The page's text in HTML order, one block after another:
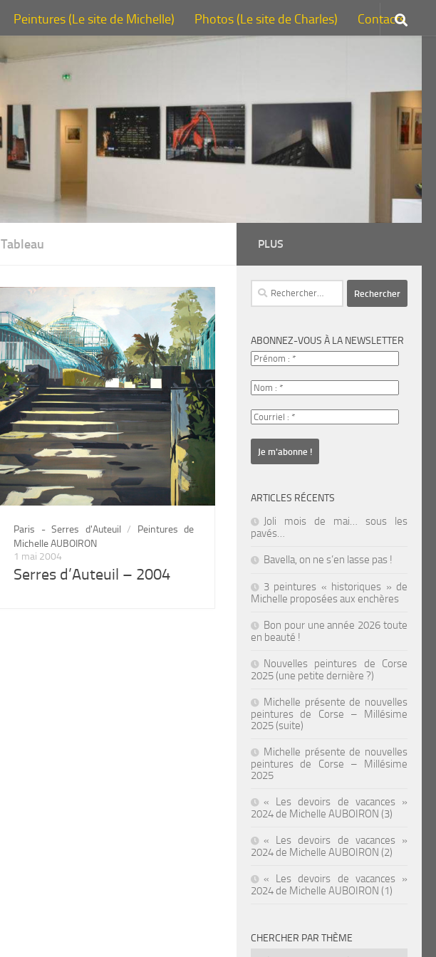
Peintures (Le site de Michelle) Photos (Le site de Charles) Contacts
Tableau
Paris - Serres d'Auteuil / Peintures de
Michelle AUBOIRON
1 mai 2004
Serres d’Auteuil – 2004
PLUS
Rechercher :
ABONNEZ-VOUS À LA NEWSLETTER
ARTICLES RÉCENTS
Joli mois de mai… sous les
pavés…
Bavella, on ne s’en lasse pas !
3 peintures « historiques » de
Michelle proposées aux enchères
Bon pour une année 2026 toute
en beauté !
Nouvelles peintures de Corse
2025 (une petite dernière ?)
Michelle présente de nouvelles
peintures de Corse – Millésime
2025 (suite)
Michelle présente de nouvelles
peintures de Corse – Millésime
2025
« Les devoirs de vacances »
2024 de Michelle AUBOIRON (3)
« Les devoirs de vacances »
2024 de Michelle AUBOIRON (2)
« Les devoirs de vacances »
2024 de Michelle AUBOIRON (1)
CHERCHER PAR THÈME